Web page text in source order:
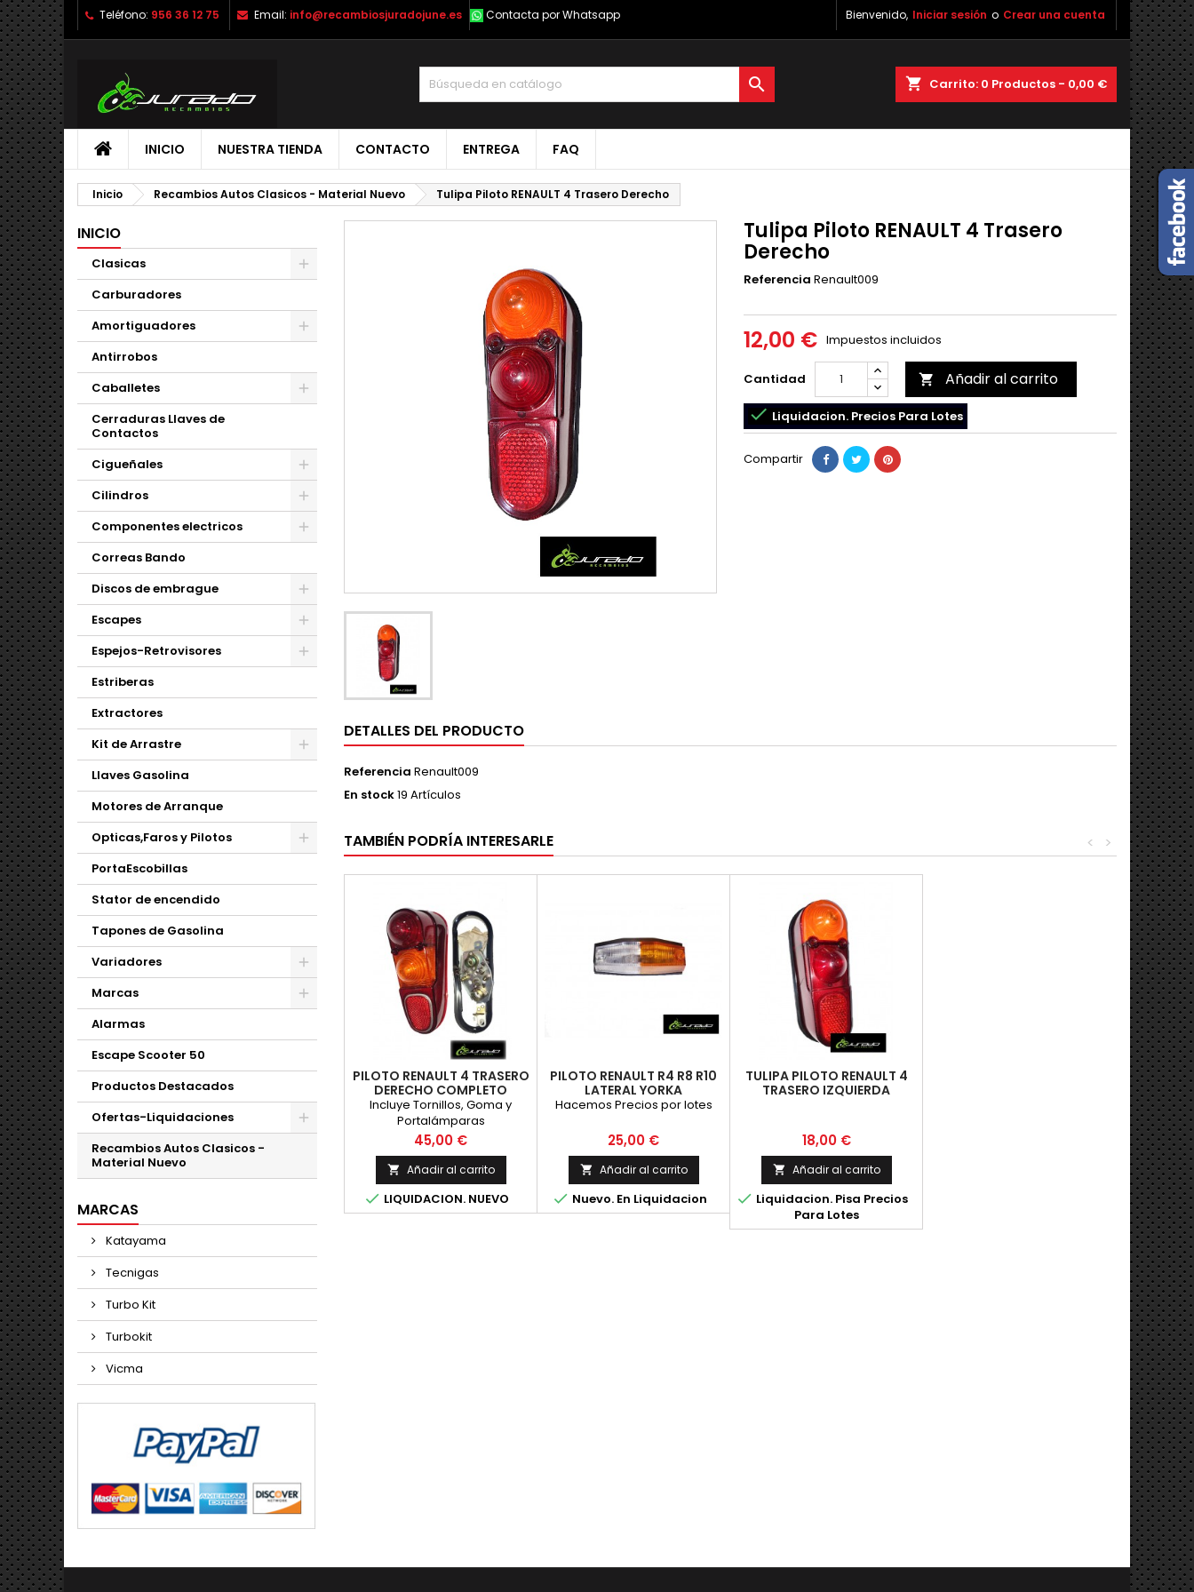
Teléfono: 956 36 12 75 Email: info@recambiosjuradojune.es Bienvenido, Iniciar sesión o Crear una cuenta
Contacta por Whatsapp
shopping_cart Carrito: 0 Productos - 0,00 €

INICIO NUESTRA TIENDA CONTACTO ENTREGA FAQ
Inicio Recambios Autos Clasicos - Material Nuevo Tulipa Piloto RENAULT 4 Trasero Derecho
INICIO
Clasicas
Carburadores
Amortiguadores
Antirrobos
Caballetes
Cerraduras Llaves de
Contactos
Cigueñales
Cilindros
Componentes electricos
Correas Bando
Discos de embrague
Escapes
Espejos-Retrovisores
Estriberas
Extractores
Kit de Arrastre
Llaves Gasolina
Motores de Arranque
Opticas,Faros y Pilotos
PortaEscobillas
Stator de encendido
Tapones de Gasolina
Variadores
Marcas
Alarmas
Escape Scooter 50
Productos Destacados
Ofertas-Liquidaciones
Recambios Autos Clasicos -
Material Nuevo
MARCAS
Katayama
Tecnigas
Turbo Kit
Turbokit
Vicma
Tulipa Piloto RENAULT 4 Trasero
Derecho
Referencia Renault009
12,00 € Impuestos incluidos
Cantidad  Añadir al carrito
 Liquidacion. Precios Para Lotes
Compartir
DETALLES DEL PRODUCTO
Referencia Renault009
En stock19 Artículos
TAMBIÉN PODRÍA INTERESARLE >
<
PILOTO RENAULT 4 TRASERO
DERECHO COMPLETO
Incluye Tornillos, Goma y
Portalámparas
Precio
45,00 €
 Añadir al carrito
 LIQUIDACION. NUEVO
PILOTO RENAULT R4 R8 R10
LATERAL YORKA
Hacemos Precios por lotes
Precio
25,00 €
 Añadir al carrito
 Nuevo. En Liquidacion
TULIPA PILOTO RENAULT 4
TRASERO IZQUIERDA
Precio
18,00 €
 Añadir al carrito
 Liquidacion. Pisa Precios
Para Lotes